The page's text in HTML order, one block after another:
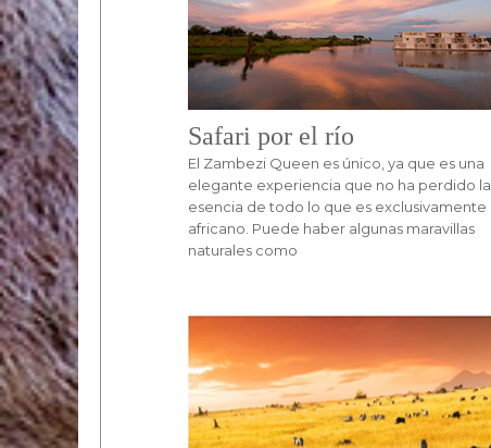
Safari por el río
El Zambezi Queen es único, ya que es una
elegante experiencia que no ha perdido la
esencia de todo lo que es exclusivamente
africano. Puede haber algunas maravillas
naturales como